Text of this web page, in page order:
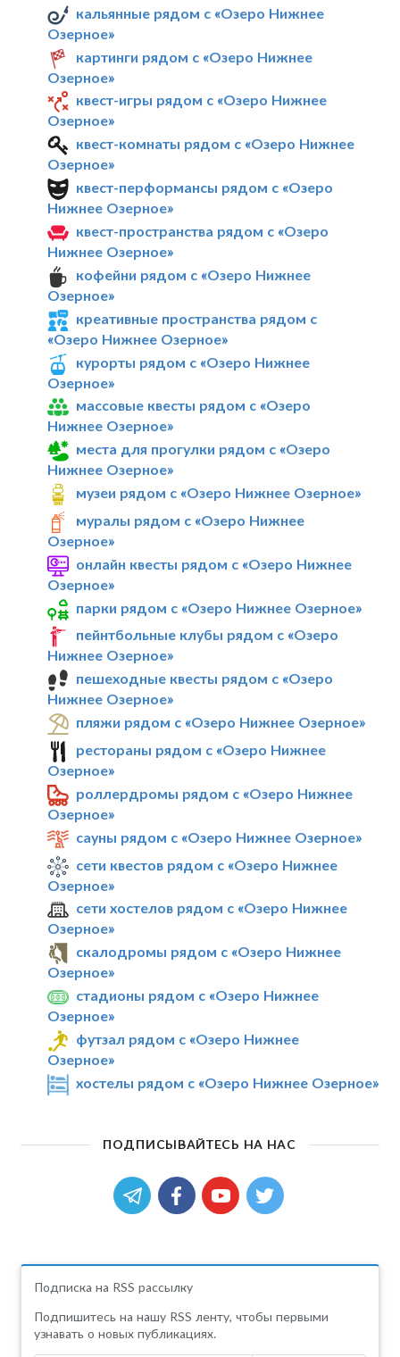
кальянные рядом с «Озеро Нижнее
Озерное»
картинги рядом с «Озеро Нижнее
Озерное»
квест-игры рядом с «Озеро Нижнее
Озерное»
квест-комнаты рядом с «Озеро Нижнее
Озерное»
квест-перформансы рядом с «Озеро
Нижнее Озерное»
квест-пространства рядом с «Озеро
Нижнее Озерное»
кофейни рядом с «Озеро Нижнее
Озерное»
креативные пространства рядом с
«Озеро Нижнее Озерное»
курорты рядом с «Озеро Нижнее
Озерное»
массовые квесты рядом с «Озеро
Нижнее Озерное»
места для прогулки рядом с «Озеро
Нижнее Озерное»
музеи рядом с «Озеро Нижнее Озерное»
муралы рядом с «Озеро Нижнее
Озерное»
онлайн квесты рядом с «Озеро Нижнее
Озерное»
парки рядом с «Озеро Нижнее Озерное»
пейнтбольные клубы рядом с «Озеро
Нижнее Озерное»
пешеходные квесты рядом с «Озеро
Нижнее Озерное»
пляжи рядом с «Озеро Нижнее Озерное»
рестораны рядом с «Озеро Нижнее
Озерное»
роллердромы рядом с «Озеро Нижнее
Озерное»
сауны рядом с «Озеро Нижнее Озерное»
сети квестов рядом с «Озеро Нижнее
Озерное»
сети хостелов рядом с «Озеро Нижнее
Озерное»
скалодромы рядом с «Озеро Нижнее
Озерное»
стадионы рядом с «Озеро Нижнее
Озерное»
футзал рядом с «Озеро Нижнее
Озерное»
хостелы рядом с «Озеро Нижнее Озерное»
ПОДПИСЫВАЙТЕСЬ НА НАС
Подписка на RSS рассылку
Подпишитесь на нашу RSS ленту, чтобы первыми
узнавать о новых публикациях.